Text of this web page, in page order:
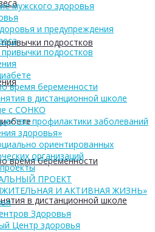
подростков
время беременности
в дистанционной школе
мужского здоровья
и предупреждения
подростков
время беременности
в дистанционной школе
с СОНКО
профилактики заболеваний
здоровья»
ориентированных
организаций
ПРОЕКТ
И АКТИВНАЯ ЖИЗНЬ»
Здоровья
Центр здоровья